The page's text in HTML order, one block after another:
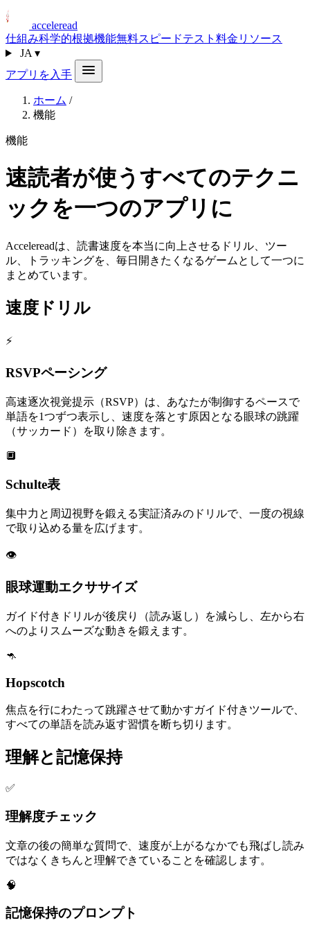
acceleread
仕組み科学的根拠機能無料スピードテスト 料金 リソース
JA ▾
アプリを入手
ホーム /
機能
機能
速読者が使うすべてのテクニ
ックを一つのアプリに
Accelereadは、読書速度を本当に向上させるドリル、ツー
ル、トラッキングを、毎日開きたくなるゲームとして一つに
まとめています。
速度ドリル
⚡
RSVPペーシング
高速逐次視覚提示（RSVP）は、あなたが制御するペースで
単語を1つずつ表示し、速度を落とす原因となる眼球の跳躍
（サッカード）を取り除きます。
🔲
Schulte表
集中力と周辺視野を鍛える実証済みのドリルで、一度の視線
で取り込める量を広げます。
👁️
眼球運動エクササイズ
ガイド付きドリルが後戻り（読み返し）を減らし、左から右
へのよりスムーズな動きを鍛えます。
🦘
Hopscotch
焦点を行にわたって跳躍させて動かすガイド付きツールで、
すべての単語を読み返す習慣を断ち切ります。
理解と記憶保持
✅
理解度チェック
文章の後の簡単な質問で、速度が上がるなかでも飛ばし読み
ではなくきちんと理解できていることを確認します。
🧠
記憶保持のプロンプト